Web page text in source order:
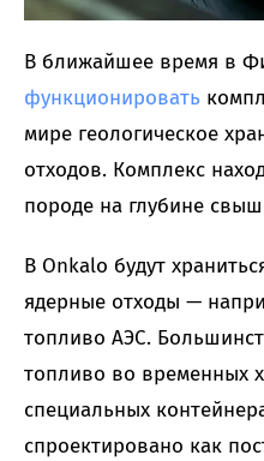
В ближайшее время в
функционировать
мире геологическое
отходов. Комплекс
породе на глубине
В Onkalo будут
ядерные отходы —
топливо АЭС.
топливо во временных
специальных
спроектировано как